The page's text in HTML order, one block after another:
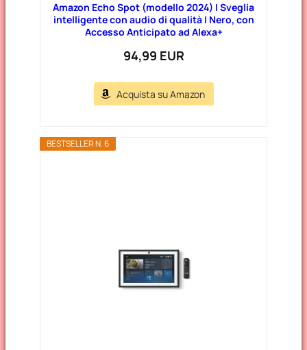
Amazon Echo Spot (modello 2024) | Sveglia
intelligente con audio di qualità | Nero, con
Accesso Anticipato ad Alexa+
94,99 EUR
Acquista su Amazon
BESTSELLER N. 6